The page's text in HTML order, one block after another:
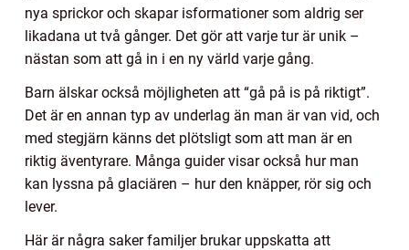
nya sprickor och skapar isformationer som aldrig ser
likadana ut två gånger. Det gör att varje tur är unik –
nästan som att gå in i en ny värld varje gång.
Barn älskar också möjligheten att “gå på is på riktigt”.
Det är en annan typ av underlag än man är van vid, och
med stegjärn känns det plötsligt som att man är en
riktig äventyrare. Många guider visar också hur man
kan lyssna på glaciären – hur den knäpper, rör sig och
lever.
Här är några saker familjer brukar uppskatta att